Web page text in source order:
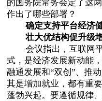
的 国务院常务会定了这
作出了哪些部署？
确定支持平台经济
壮大优结构促升级
会议指出，互联网
式，是经济发展新动能
融通发展和“双创”、推
其是增加就业，都有重
蓬勃兴起。要遵循规律